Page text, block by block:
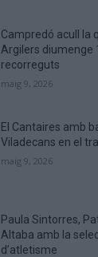
Campredó acull la
Argilers diumenge
recorreguts
maig 9, 2026
El Cantaires amb
Viladecans en el
maig 9, 2026
Paula Sintorres,
Altaba amb la
d’atletisme